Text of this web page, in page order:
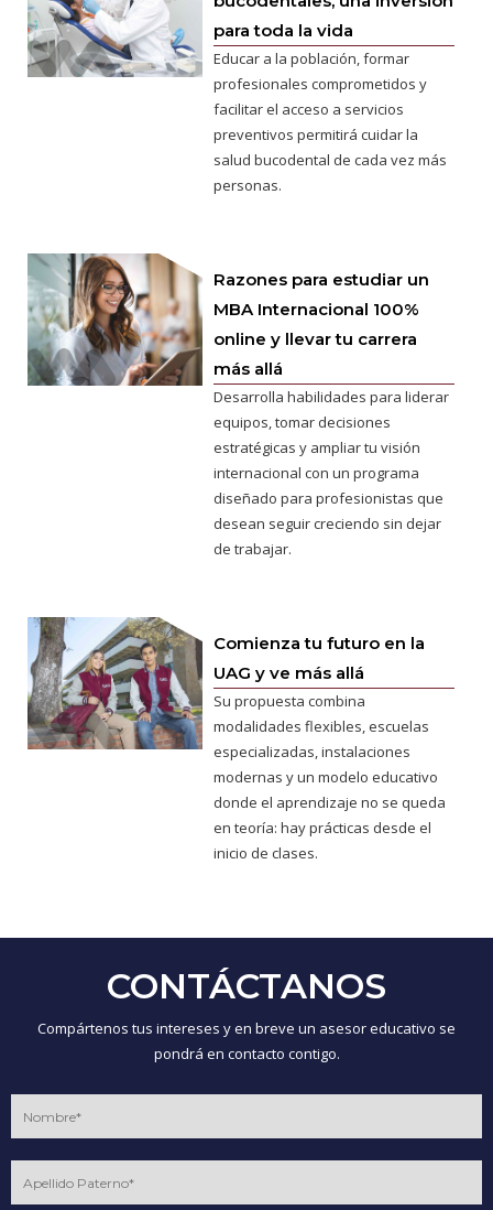
para toda la vida
Educar a la población, formar
profesionales comprometidos y
facilitar el acceso a servicios
preventivos permitirá cuidar la
salud bucodental de cada vez más
personas.
Razones para estudiar un
MBA Internacional 100%
online y llevar tu carrera
más allá
Desarrolla habilidades para liderar
equipos, tomar decisiones
estratégicas y ampliar tu visión
internacional con un programa
diseñado para profesionistas que
desean seguir creciendo sin dejar
de trabajar.
Comienza tu futuro en la
UAG y ve más allá
Su propuesta combina
modalidades flexibles, escuelas
especializadas, instalaciones
modernas y un modelo educativo
donde el aprendizaje no se queda
en teoría: hay prácticas desde el
inicio de clases.
CONTÁCTANOS
Compártenos tus intereses y en breve un asesor educativo se
pondrá en contacto contigo.